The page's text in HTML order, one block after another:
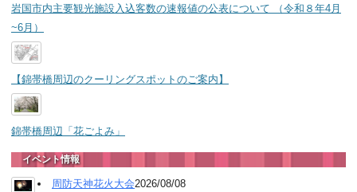
岩国市内主要観光施設入込客数の速報値の公表について （令和８年4月
~6月）
【錦帯橋周辺のクーリングスポットのご案内】
錦帯橋周辺「花ごよみ」
イベント情報
周防天神花火大会2026/08/08